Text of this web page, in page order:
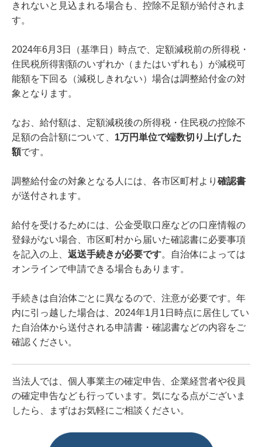
きれないと見込まれる場合も、控除不足額が給付されま
す。
2024年6月3日（基準日）時点で、定額減税前の所得税・
住民税所得割額のいずれか（またはいずれも）が減税可
能額を下回る（減税しきれない）場合は調整給付金の対
象となります。
なお、給付額は、定額減税後の所得税・住民税の控除不
足額の合計額について、 1万円単位で端数切り上げした
額です。
調整給付金の対象となる人には、各市区町村より 確認書
が送付されます。
給付を受けるためには、公金受取口座などの口座情報の
登録がない場合、市区町村から届いた確認書に必要事項
を記入の上、 返送手続きが必要です。自治体によっては
オンラインで申請できる場合もあります。
手続きは自治体ごとに異なるので、注意が必要です。年
内に引っ越した場合は、2024年1月1日時点に居住してい
た自治体から送付される申請書・確認書などの内容をご
確認ください。
当法人では、個人事業主の確定申告、企業経営者や役員
の確定申告なども行っています。気になる点がございま
したら、まずはお気軽にご相談ください。